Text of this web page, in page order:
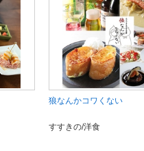
狼なんかコワくない
すすきの/洋食